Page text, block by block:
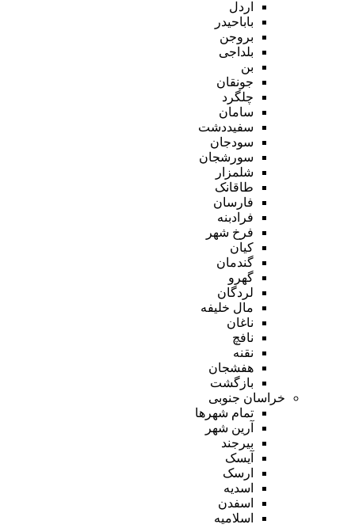
اردل
باباحیدر
بروجن
بلداجی
بن
جونقان
چلگرد
سامان
سفیددشت
سودجان
سورشجان
شلمزار
طاقانک
فارسان
فرادبنه
فرخ شهر
کیان
گندمان
گهرو
لردگان
مال خلیفه
ناغان
نافچ
نقنه
هفشجان
بازگشت
خراسان جنوبی
تمام شهر‌ها
آرین شهر
بیرجند
آیسک
ارسک
اسدیه
اسفدن
اسلامیه